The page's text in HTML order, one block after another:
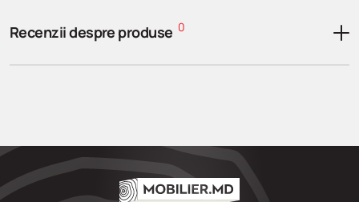
Recenzii despre produse 0